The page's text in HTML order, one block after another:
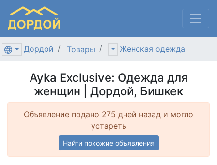
Дордой Товары Женская одежда
Ayka Exclusive: Одежда для
женщин | Дордой, Бишкек
Объявление подано 275 дней назад и могло
устареть
Найти похожие объявления